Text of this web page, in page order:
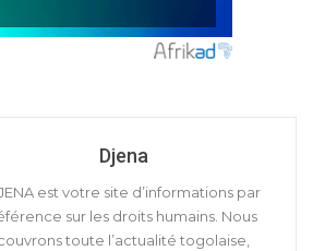
Djena
est votre site d’informations par
sur les droits humains. Nous
toute l’actualité togolaise,